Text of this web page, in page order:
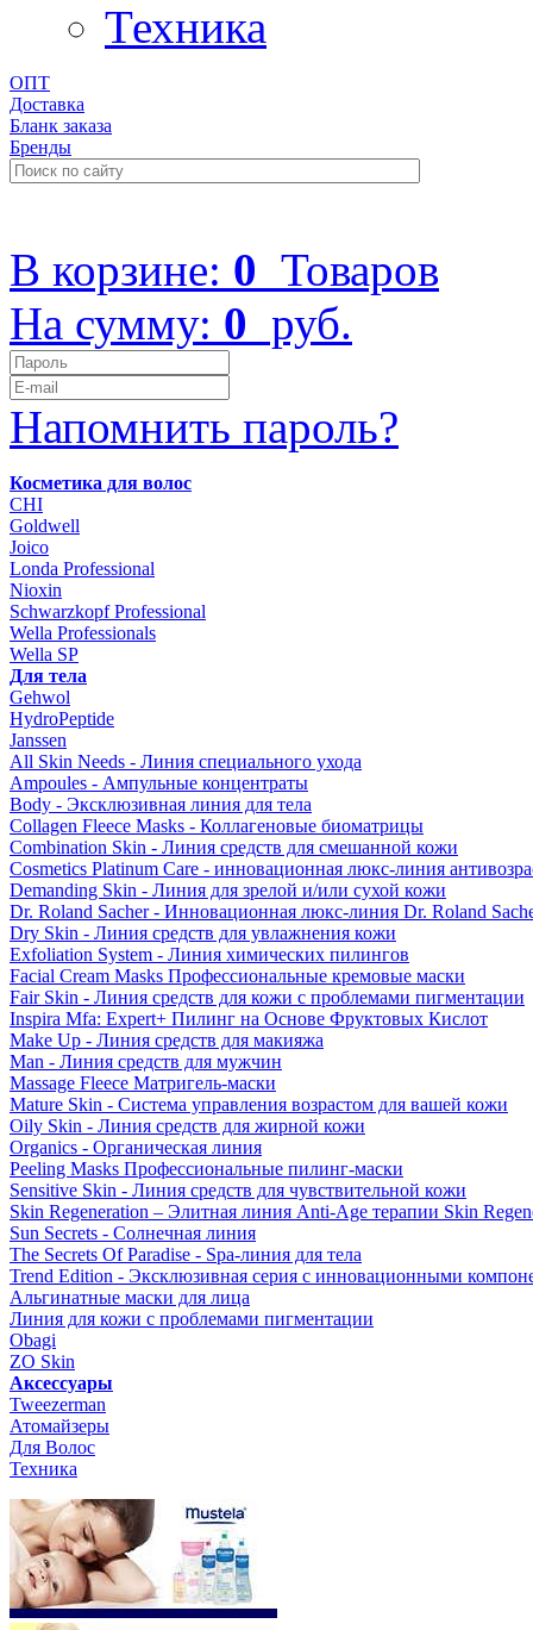
Техника
ОПТ
Доставка
Бланк заказа
Бренды
В корзине: 0 Товаров
На сумму: 0 руб.
Напомнить пароль?
Косметика для волос
CHI
Goldwell
Joico
Londa Professional
Nioxin
Schwarzkopf Professional
Wella Professionals
Wella SP
Для тела
Gehwol
HydroPeptide
Janssen
All Skin Needs - Линия специального ухода
Ampoules - Ампульные концентраты
Body - Эксклюзивная линия для тела
Collagen Fleece Masks - Коллагеновые биоматрицы
Combination Skin - Линия средств для смешанной кожи
Cosmetics Platinum Care - инновационная люкс-линия
Demanding Skin - Линия для зрелой и/или сухой кожи
Dr. Roland Sacher - Инновационная люкс-линия Dr. Roland
Dry Skin - Линия средств для увлажнения кожи
Exfoliation System - Линия химических пилингов
Facial Cream Masks Профессиональные кремовые маски
Fair Skin - Линия средств для кожи с проблемами пигментации
Inspira Mfa: Expert+ Пилинг на Основе Фруктовых Кислот
Make Up - Линия средств для макияжа
Man - Линия средств для мужчин
Massage Fleece Матригель-маски
Mature Skin - Система управления возрастом для вашей кожи
Oily Skin - Линия средств для жирной кожи
Organics - Органическая линия
Peeling Masks Профессиональные пилинг-маски
Sensitive Skin - Линия средств для чувствительной кожи
Skin Regeneration – Элитная линия Anti-Age терапии Skin
Sun Secrets - Солнечная линия
The Secrets Of Paradise - Spa-линия для тела
Trend Edition - Эксклюзивная серия с инновационными
Альгинатные маски для лица
Линия для кожи с проблемами пигментации
Obagi
ZO Skin
Aксессуары
Tweezerman
Атомайзеры
Для Волос
Техника